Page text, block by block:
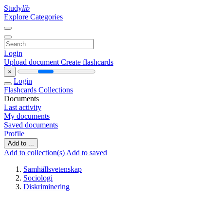
Studylib
Explore Categories
Login
Upload document Create flashcards
×
Login
Flashcards Collections
Documents
Last activity
My documents
Saved documents
Profile
Add to ...
Add to collection(s) Add to saved
Samhällsvetenskap
Sociologi
Diskriminering